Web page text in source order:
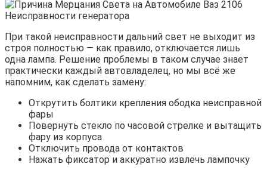
При такой неисправности дальний свет не выходит из
строя полностью — как правило, отключается лишь
одна лампа. Решение проблемы в таком случае знает
практически каждый автовладелец, но мы всё же
напомним, как сделать замену:
Открутить болтики крепления ободка неисправной
фары
Повернуть стекло по часовой стрелке и вытащить
фару из корпуса
Отключить провода от контактов
Нажать фиксатор и аккуратно извлечь лампочку